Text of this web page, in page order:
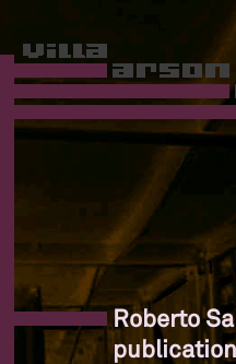
Roberto